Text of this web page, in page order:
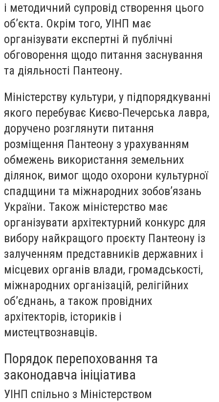
і методичний супровід створення цього
об’єкта. Окрім того, УІНП має
організувати експертні й публічні
обговорення щодо питання заснування
та діяльності Пантеону.
Міністерству культури, у підпорядкуванні
якого перебуває Києво-Печерська лавра,
доручено розглянути питання
розміщення Пантеону з урахуванням
обмежень використання земельних
ділянок, вимог щодо охорони культурної
спадщини та міжнародних зобов’язань
України. Також міністерство має
організувати архітектурний конкурс для
вибору найкращого проєкту Пантеону із
залученням представників державних і
місцевих органів влади, громадськості,
міжнародних організацій, релігійних
об’єднань, а також провідних
архітекторів, істориків і
мистецтвознавців.
Порядок перепоховання та
законодавча ініціатива
УІНП спільно з Міністерством